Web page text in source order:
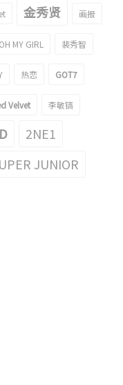
金秀贤 画报
OH MY GIRL 裴秀智
热恋 GOT7
Velvet 李敏镐
2NE1
JUNIOR